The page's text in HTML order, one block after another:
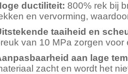
ductiliteit: 800% rek bij
en vervorming,
taaiheid en
van 10 MPa zorgen
aan lage
zacht en wordt het